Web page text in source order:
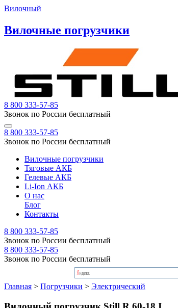
Вилочный
Вилочные погрузчики
8 800 333-57-85
Звонок по России бесплатный
8 800 333-57-85
Звонок по России бесплатный
Вилочные погрузчики
Тяговые АКБ
Гелевые АКБ
Li-Ion АКБ
О нас
Блог
Контакты
8 800 333-57-85
Звонок по России бесплатный
8 800 333-57-85
Звонок по России бесплатный
Главная > Погрузчики > Электрический